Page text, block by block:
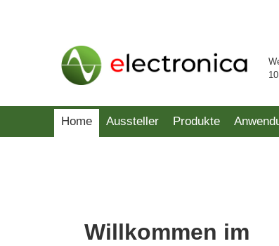
Home Aussteller Produkte
Willkommen im